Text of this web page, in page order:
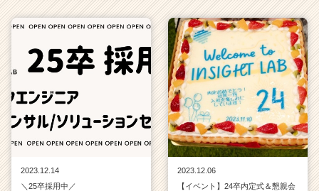
2023.12.14
＼25卒採用中／
2023.12.06
【イベント】24卒内定式＆懇親会